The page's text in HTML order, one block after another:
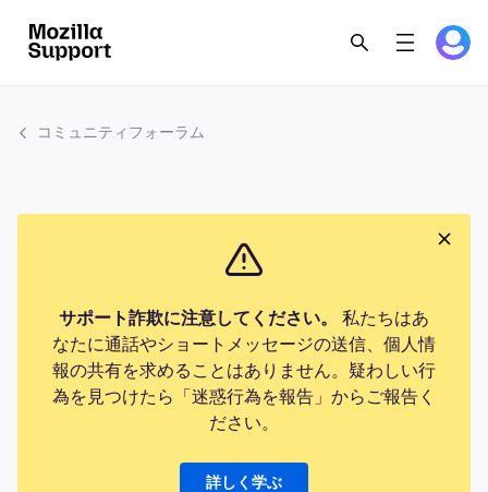
コミュニティフォーラム
サポート詐欺に注意してください。
私たちはあ
なたに通話やショートメッセージの送信、個人情
報の共有を求めることはありません。疑わしい行
為を見つけたら「迷惑行為を報告」からご報告く
ださい。
詳しく学ぶ